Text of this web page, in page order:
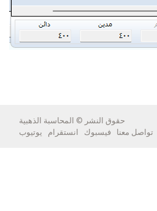
حقوق النشر © المحاسبة الذهبية
تواصل معنا فيسبوك انستقرام يوتيوب